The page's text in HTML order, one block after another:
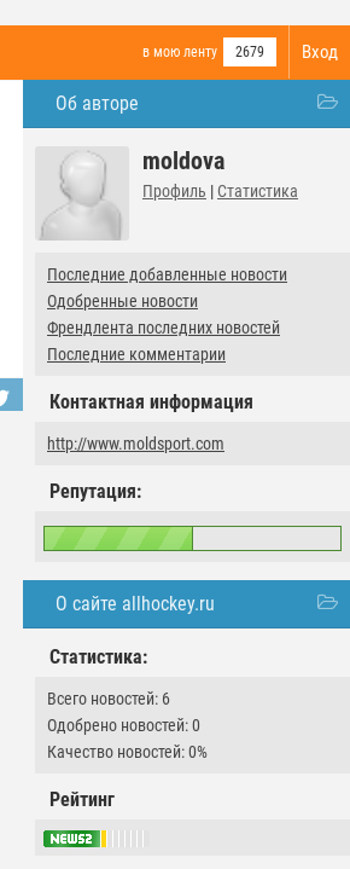
Вход
в мою ленту 2679
Об авторе
moldova
Профиль | Статистика
Последние добавленные новости
Одобренные новости
Френдлента последних новостей
Последние комментарии
Контактная информация
http://www.moldsport.com
Репутация:
О сайте allhockey.ru
Статистика:
Всего новостей: 6
Одобрено новостей: 0
Качество новостей: 0%
Рейтинг